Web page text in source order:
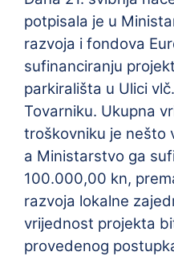
potpisala je u
razvoja i fondova
sufinanciranju
parkirališta u Ulici
Tovarniku. Ukupna
troškovniku je nešto
a Ministarstvo ga
100.000,00 kn,
razvoja lokalne
vrijednost projekta
provedenog